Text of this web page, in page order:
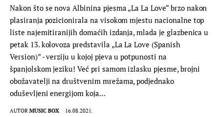
Nakon što se nova Albinina pjesma „La La Love“ brzo nakon
plasiranja pozicionirala na visokom mjestu nacionalne top
liste najemitiranijih domaćih izdanja, mlada je glazbenica u
petak 13. kolovoza predstavila „La La Love (Spanish
Version)” - verziju u kojoj pjeva u potpunosti na
španjolskom jeziku! Već pri samom izlasku pjesme, brojni
obožavatelji na društvenim mrežama, podjednako
oduševljeni energijom koja…
AUTOR MUSIC BOX 16.08.2021.